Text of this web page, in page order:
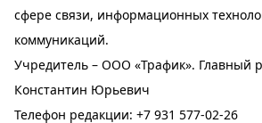
сфере связи, информационных
коммуникаций.
Учредитель – ООО «Трафик». Главный
Константин Юрьевич
Телефон редакции: +7 931 577-02-26